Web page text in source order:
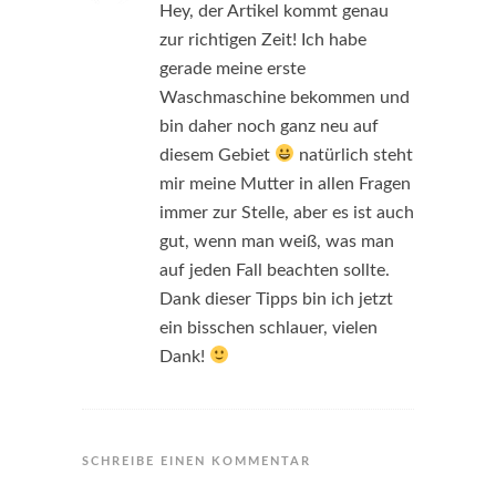
Hey, der Artikel kommt genau
zur richtigen Zeit! Ich habe
gerade meine erste
Waschmaschine bekommen und
bin daher noch ganz neu auf
diesem Gebiet
natürlich steht
mir meine Mutter in allen Fragen
immer zur Stelle, aber es ist auch
gut, wenn man weiß, was man
auf jeden Fall beachten sollte.
Dank dieser Tipps bin ich jetzt
ein bisschen schlauer, vielen
Dank!
SCHREIBE EINEN KOMMENTAR